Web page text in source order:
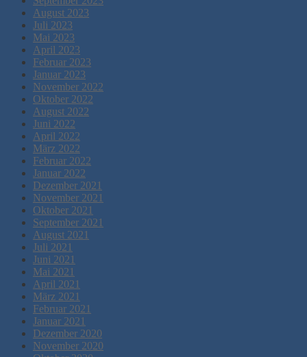
August 2023
Juli 2023
Mai 2023
April 2023
Februar 2023
Januar 2023
November 2022
Oktober 2022
August 2022
Juni 2022
April 2022
März 2022
Februar 2022
Januar 2022
Dezember 2021
November 2021
Oktober 2021
September 2021
August 2021
Juli 2021
Juni 2021
Mai 2021
April 2021
März 2021
Februar 2021
Januar 2021
Dezember 2020
November 2020